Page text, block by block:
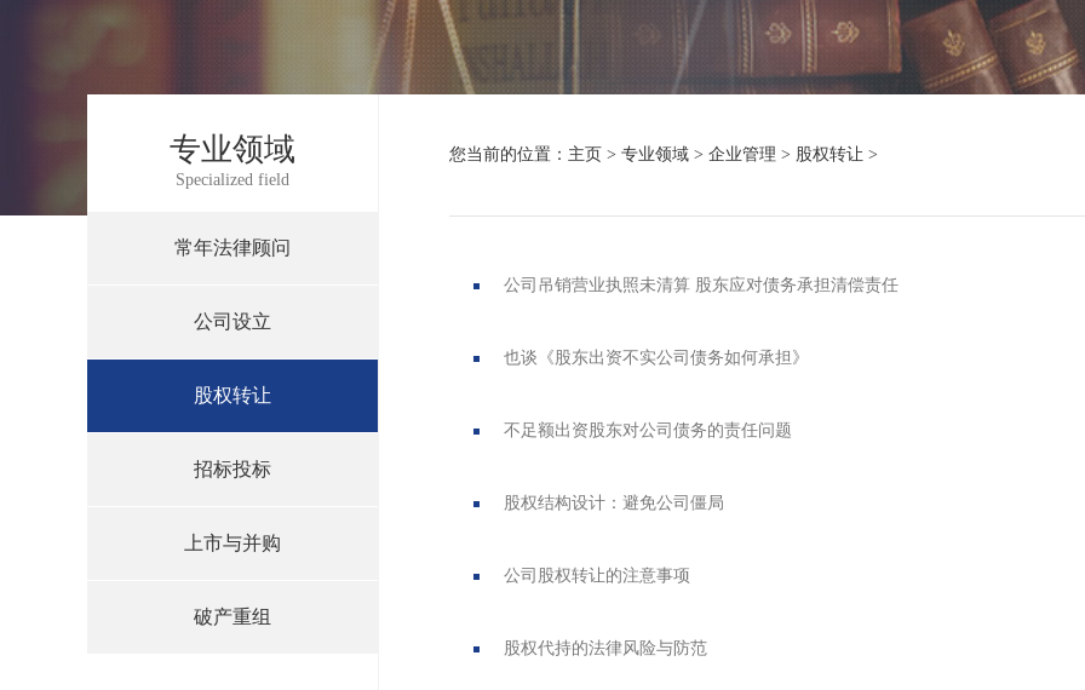
专业领域
Specialized field
常年法律顾问
公司设立
股权转让
招标投标
上市与并购
破产重组
您当前的位置： 主页 > 专业领域 > 企业管理 > 股权转让 >
公司吊销营业执照未清算 股东应对债务承担清偿责任
也谈《股东出资不实公司债务如何承担》
不足额出资股东对公司债务的责任问题
股权结构设计：避免公司僵局
公司股权转让的注意事项
股权代持的法律风险与防范